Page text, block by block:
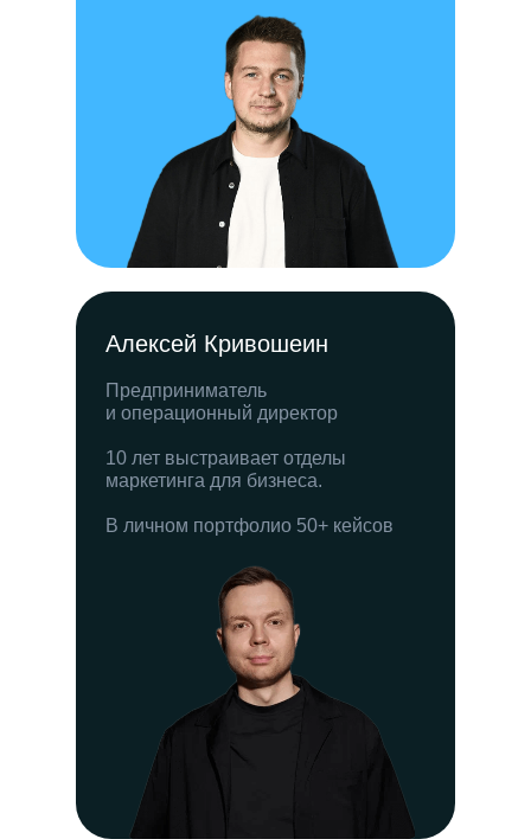
Предприниматель
и операционный директор
10 лет выстраивает отделы
маркетинга для бизнеса.
В личном портфолио 50+ кейсов
Алексей Кривошеин